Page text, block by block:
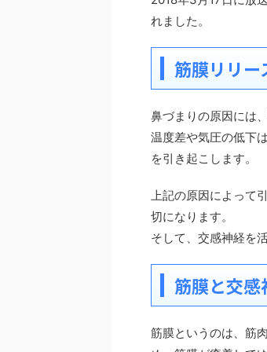
れました。
筋膜リリー
鼻づまりの原因には
温度差や気圧の低下
を引き起こします。
上記の原因によって
切になります。
そして、交感神経を
筋膜と交感
筋膜というのは、筋